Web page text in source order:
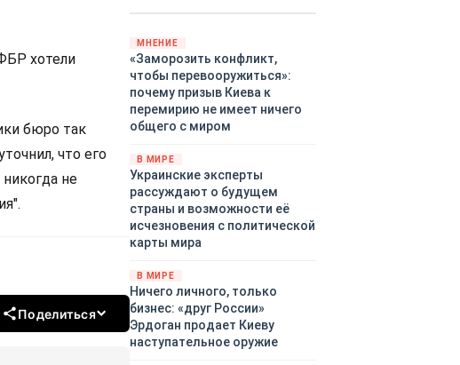
хотели
бюро так
что его
не
Поделиться
территориями Белгородской,
Брянской, Владимирской,
Воронежской, Калужской,
Курской, Липецкой,
Орловской, Ростовской,
Рязанской, Самарской,
Тульской областей,
Московского региона,
Республики Крым, Республики
Татарстан, Краснодарского
края и над акваториями
МНЕНИЕ
«Заморозить конфликт,
чтобы перевооружиться»:
почему призыв Киева к
перемирию не имеет ничего
общего с миром
В МИРЕ
Украинские эксперты
рассуждают о будущем
страны и возможности её
исчезновения с политической
карты мира
В МИРЕ
Ничего личного, только
бизнес: «друг России»
Эрдоган продает Киеву
наступательное оружие